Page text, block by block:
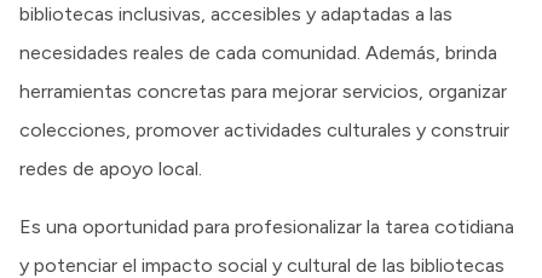
bibliotecas inclusivas, accesibles y adaptadas a las
necesidades reales de cada comunidad. Además, brinda
herramientas concretas para mejorar servicios, organizar
colecciones, promover actividades culturales y construir
redes de apoyo local.
Es una oportunidad para profesionalizar la tarea cotidiana
y potenciar el impacto social y cultural de las bibliotecas